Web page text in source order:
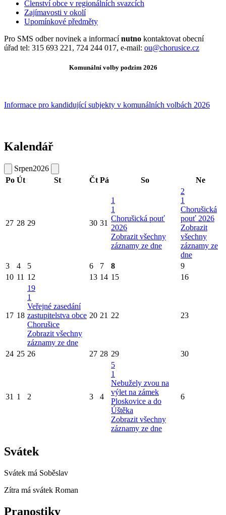
Členství obce v regionálních svazcích
Zajímavosti v okolí
Upomínkové předměty
Pro SMS odber novinek a informacínutno kontaktovat obecní
úřad tel: 315 693 221, 724 244 017, e-mail: ou@chorusice.cz
Komunální volby podzim 2026
Informace pro kandidující subjekty v komunálních volbách 2026
Kalendář
Srpen2026
Po Út St Čt Pá So Ne
27 28 29 30 31
1
1
Chorušická pouť
2026
Zobrazit všechny
záznamy ze dne
2
1
Chorušická
pouť 2026
Zobrazit
všechny
záznamy ze
dne
3
4 5 6 7 8
9
10 11 12 13 14 15 16
17 18
19
1
Veřejné zasedání
zastupitelstva obce
Chorušice
Zobrazit všechny
záznamy ze dne
20 21 22 23
24 25 26 27 28 29 30
31 1 2 3 4
5
1
Nebužely zvou na
výlet na zámek
Ploskovice a do
Úštěka
Zobrazit všechny
záznamy ze dne
6
Svátek
Svátek má Soběslav
Zítra má svátek Roman
Pranostiky